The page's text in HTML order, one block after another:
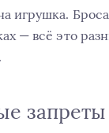
игрушка.
— всё это
запреты